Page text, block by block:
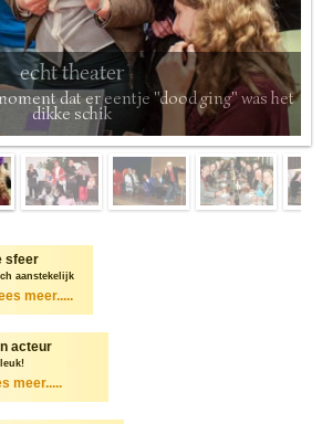
echt theater
dat er eentje "dood ging" was het
dikke schik
sfeer
aanstekelijk
meer.....
acteur
meer.....